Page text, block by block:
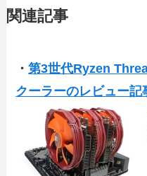
関連記事
・第3世代Ryzen
クーラーのレビュー記